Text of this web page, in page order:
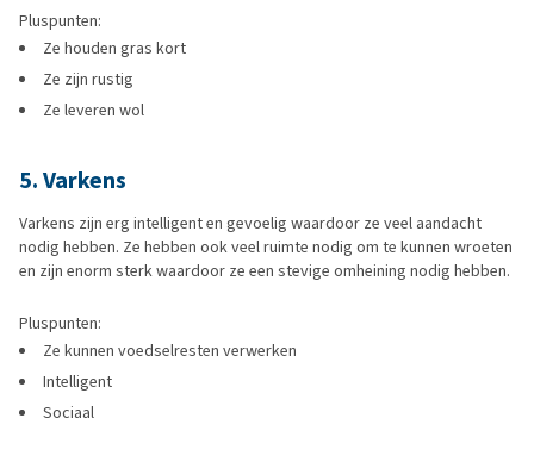
Pluspunten:
Ze houden gras kort
Ze zijn rustig
Ze leveren wol
5. Varkens
Varkens zijn erg intelligent en gevoelig waardoor ze veel aandacht
nodig hebben. Ze hebben ook veel ruimte nodig om te kunnen wroeten
en zijn enorm sterk waardoor ze een stevige omheining nodig hebben.
Pluspunten:
Ze kunnen voedselresten verwerken
Intelligent
Sociaal